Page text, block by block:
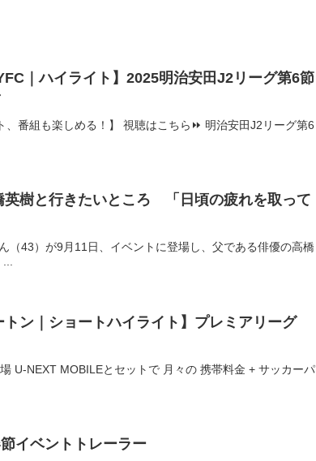
｜ハイライト】2025明治安田J2リーグ第6節
、番組も楽しめる！】 視聴はこちら⏩️ 明治安田J2リーグ第6
英樹と行きたいところ 「日頃の疲れを取って
（43）が9月11日、イベントに登場し、父である俳優の高橋
...
トン｜ショートハイライト】プレミアリーグ
U-NEXT MOBILEとセットで 月々の 携帯料金 + サッカーパ
イベントトレーラー